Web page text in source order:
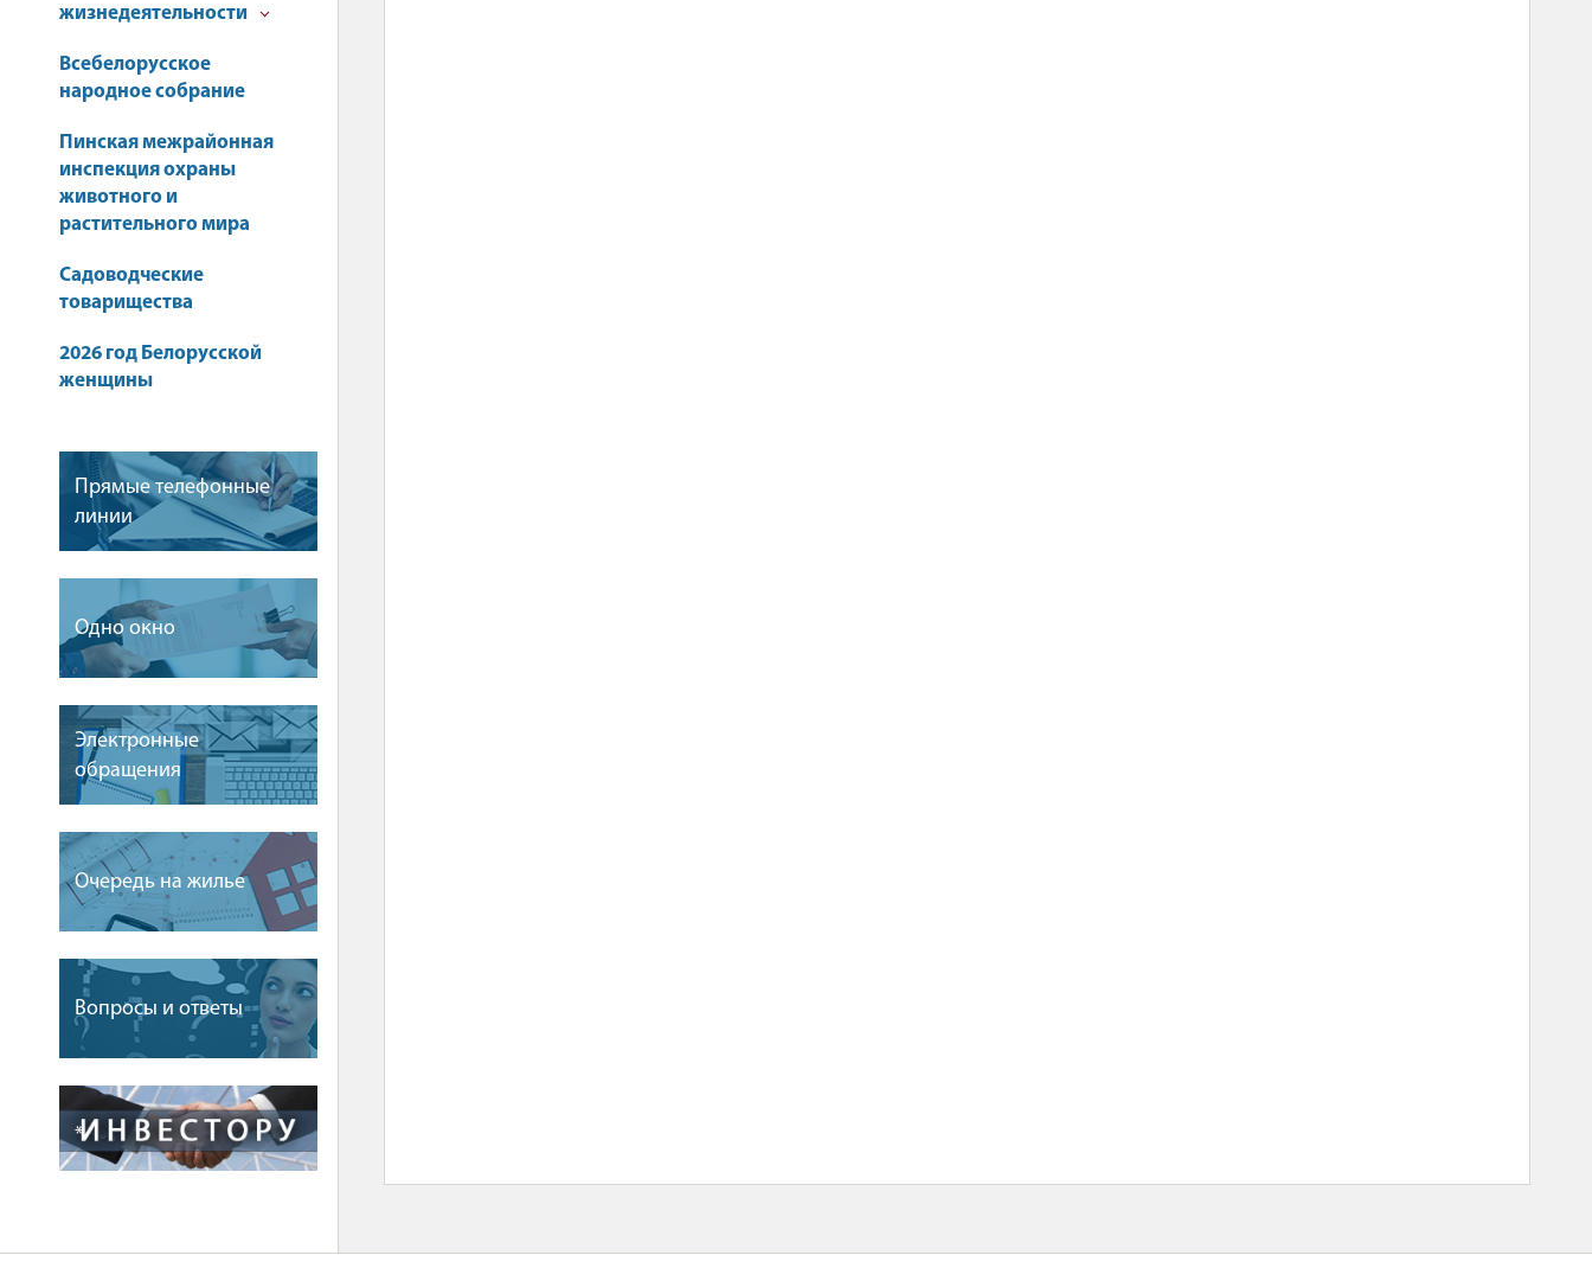
жизнедеятельности
Всебелорусское
народное собрание
Пинская межрайонная
инспекция охраны
животного и
растительного мира
Садоводческие
товарищества
2026 год Белорусской
женщины
Прямые телефонные
линии
Одно окно
Электронные
обращения
Очередь на жилье
Вопросы и ответы
*